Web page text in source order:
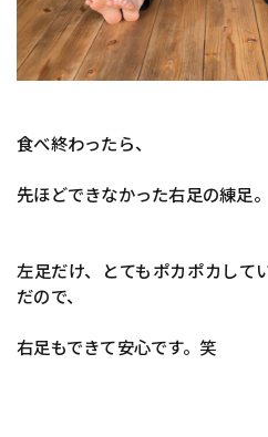
食べ終わったら、
先ほどできなかった右足の練足。
左足だけ、とてもポカポカして
だので、
右足もできて安心です。笑